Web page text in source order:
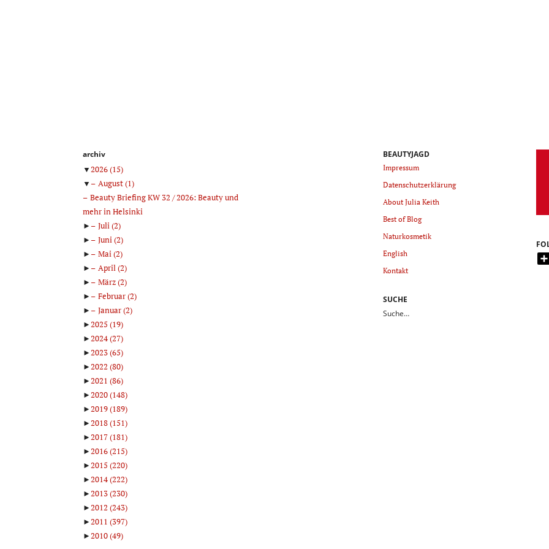
archiv
▼2026(15)
▼
August(1)
Beauty Briefing KW 32 / 2026: Beauty und
mehr in Helsinki
►
Juli(2)
►
Juni(2)
►
Mai(2)
►
April(2)
►
März(2)
►
Februar(2)
►
Januar(2)
►2025 (19)
►2024(27)
►2023(65)
►2022 (80)
►2021 (86)
►2020(148)
►2019(189)
►2018(151)
►2017(181)
►2016(215)
►2015 (220)
►2014(222)
►2013(230)
►2012 (243)
►2011 (397)
►2010(49)
BEAUTYJAGD
Impressum
Datenschutzerklärung
About Julia Keith
Best of Blog
Naturkosmetik
English
Kontakt
SUCHE